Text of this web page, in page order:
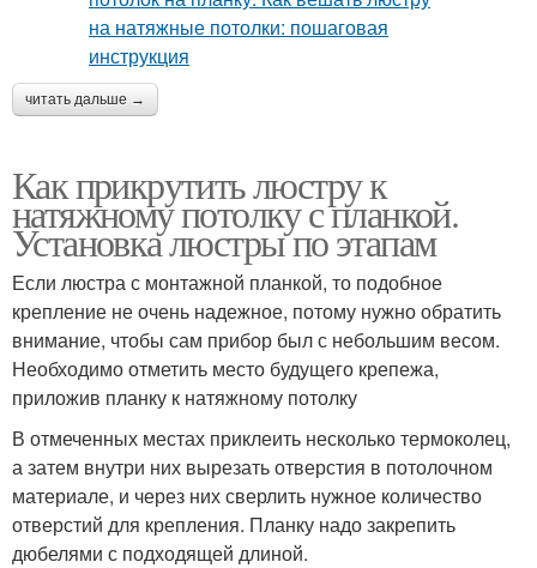
читать дальше →
Как прикрутить люстру к
натяжному потолку с планкой.
Установка люстры по этапам
Если люстра с монтажной планкой, то подобное
крепление не очень надежное, потому нужно обратить
внимание, чтобы сам прибор был с небольшим весом.
Необходимо отметить место будущего крепежа,
приложив планку к натяжному потолку
В отмеченных местах приклеить несколько термоколец,
а затем внутри них вырезать отверстия в потолочном
материале, и через них сверлить нужное количество
отверстий для крепления. Планку надо закрепить
дюбелями с подходящей длиной.